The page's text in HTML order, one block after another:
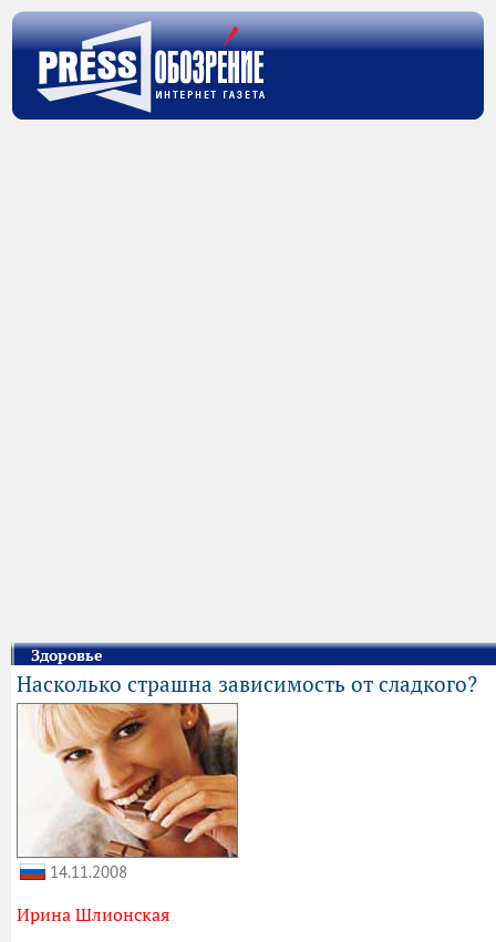
Здоровье
Насколько страшна зависимость от сладкого?
14.11.2008
Ирина Шлионская